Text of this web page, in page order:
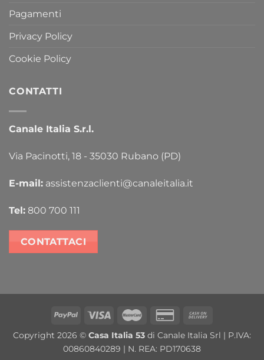
Pagamenti
Privacy Policy
Cookie Policy
CONTATTI
Canale Italia S.r.l.
Via Pacinotti, 18 - 35030 Rubano (PD)
E-mail: assistenzaclienti@canaleitalia.it
Tel: 800 700 111
CONTATTACI
PayPal Visa MasterCardCredit
2
Delivery
Copyright 2026 © Casa Italia 53 di Canale Italia Srl | P.IVA:
00860840289 | N. REA: PD170638